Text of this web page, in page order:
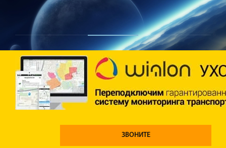
ЗВОНИТЕ